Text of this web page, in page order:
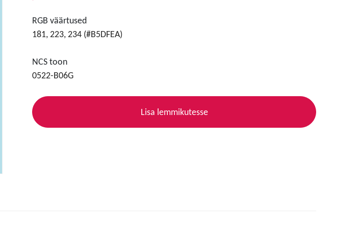
RGB väärtused
181, 223, 234 (#B5DFEA)
NCS toon
0522-B06G
Lisa lemmikutesse